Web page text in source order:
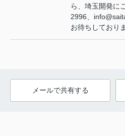
ら、埼玉開発に
2996、
お待ちしており
メールで共有する